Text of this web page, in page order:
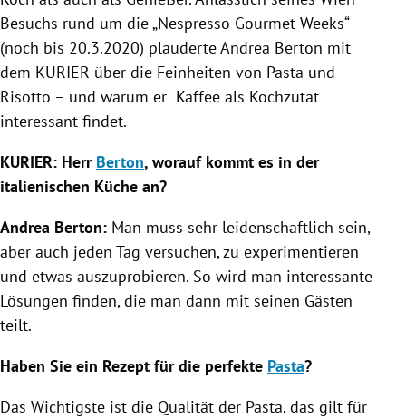
Besuchs rund um die „Nespresso Gourmet Weeks“
(noch bis 20.3.2020) plauderteAndrea Berton mit
dem KURIER über die Feinheiten von Pasta und
Risotto – und warum er Kaffee als Kochzutat
interessant findet.
KURIER: Herr Berton, worauf kommt es in der
italienischen Küche an?
Andrea Berton: Man muss sehr leidenschaftlich sein,
aber auch jeden Tag versuchen, zu experimentieren
und etwas auszuprobieren. So wird man interessante
Lösungen finden, die man dann mit seinen Gästen
teilt.
Haben Sie ein Rezept für die perfekte Pasta?
Das Wichtigste ist die Qualität der Pasta, das gilt für